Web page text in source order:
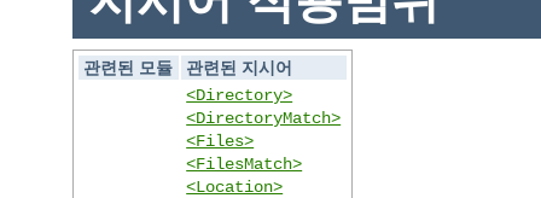
관련된 모듈
관련된 지시어
<Directory>
<DirectoryMatch>
<Files>
<FilesMatch>
<Location>